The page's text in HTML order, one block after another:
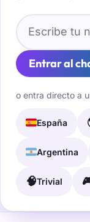
Tu nombre para
Entrar al
o entra directo a
🇪🇸España
🇦🇷Argentina
🧠Trivial